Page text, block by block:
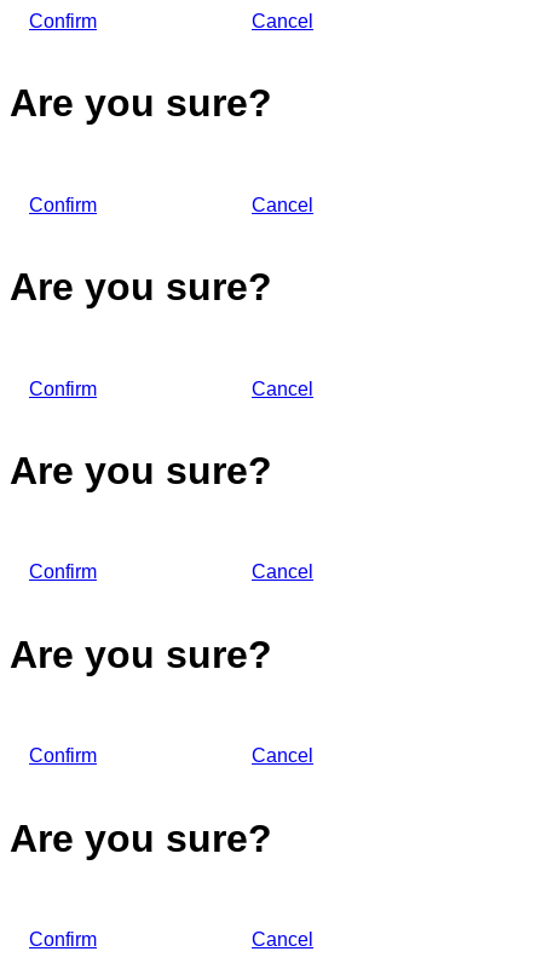
Confirm Cancel
Are you sure?
Confirm Cancel
Are you sure?
Confirm Cancel
Are you sure?
Confirm Cancel
Are you sure?
Confirm Cancel
Are you sure?
Confirm Cancel